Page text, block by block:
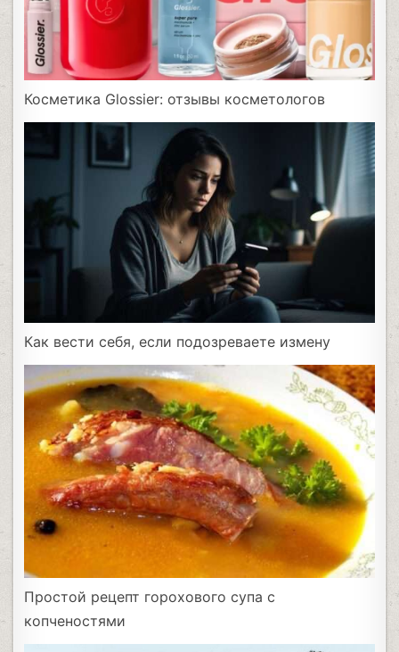
Косметика Glossier: отзывы косметологов
Как вести себя, если подозреваете измену
Простой рецепт горохового супа с
копченостями